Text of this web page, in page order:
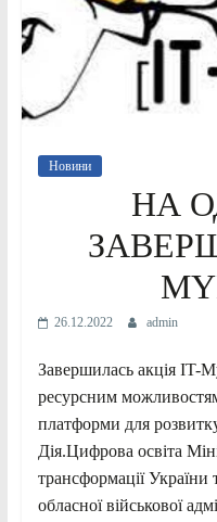
Новини
НА
26.12.2022 admin
Завершилась акція IT-
ресурсним
платформи для
Дія.Цифрова освіта
трансформації України
обласної військової